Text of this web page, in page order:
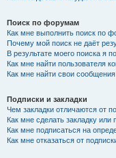
Поиск по форумам
Как мне выполнить поиск по
Почему мой поиск не даёт
В результате моего поиска я
Как мне найти пользователя
Как мне найти свои
Подписки и закладки
Чем закладки отличаются от
Как мне сделать закладку
Как мне подписаться на
Как мне отказаться от